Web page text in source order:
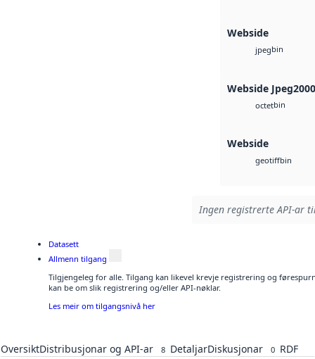
Webside
jpegbin
Webside Jpeg2000
octetbin
Webside
geotiffbin
Ingen registrerte API-ar
Datasett
Allmenn tilgang
Tilgjengeleg for alle. Tilgang kan likevel krevje registrering og
kan be om slik registrering og/eller API-nøklar.
Les meir om tilgangsnivå her
OversiktDistribusjonar og API-ar 8 DetaljarDiskusjonar 0 RDF